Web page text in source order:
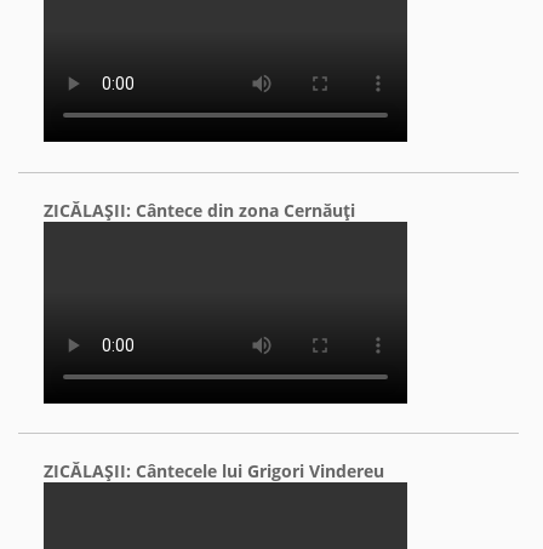
ZICĂLAŞII: Cântece din zona Cernăuţi
ZICĂLAŞII: Cântecele lui Grigori Vindereu